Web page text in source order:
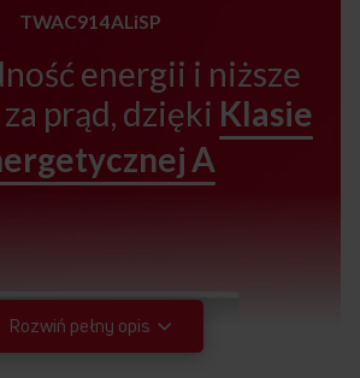
TWAC914ALiSP
energii i niższe
prąd, dzięki Klasie
A
Rozwiń pełny opis